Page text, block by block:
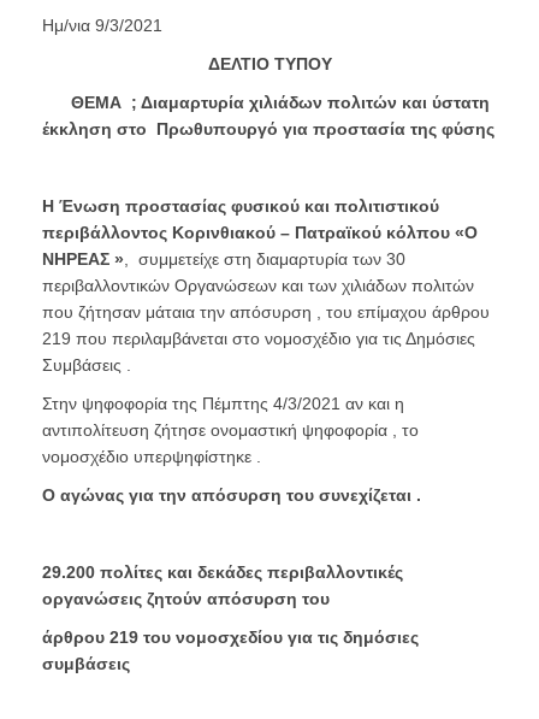
Ημ/νια 9/3/2021
ΔΕΛΤΙΟ ΤΥΠΟΥ
ΘΕΜΑ ; Διαμαρτυρία χιλιάδων πολιτών και ύστατη
έκκληση στο
Πρωθυπουργό για προστασία της φύσης
Η Ένωση προστασίας φυσικού και πολιτιστικού
περιβάλλοντος Κορινθιακού – Πατραϊκού κόλπου «Ο
ΝΗΡΕΑΣ » , συμμετείχε στη διαμαρτυρία των 30
περιβαλλοντικών Οργανώσεων και των χιλιάδων πολιτών
που ζήτησαν μάταια την απόσυρση , του επίμαχου άρθρου
219 που περιλαμβάνεται στο νομοσχέδιο για τις Δημόσιες
Συμβάσεις .
Στην ψηφοφορία της Πέμπτης 4/3/2021 αν και η
αντιπολίτευση ζήτησε ονομαστική ψηφοφορία , το
νομοσχέδιο υπερψηφίστηκε .
Ο αγώνας για την απόσυρση του συνεχίζεται .
29.200 πολίτες και δεκάδες περιβαλλοντικές
οργανώσεις ζητούν απόσυρση του
άρθρου 219 του νομοσχεδίου για τις δημόσιες
συμβάσεις